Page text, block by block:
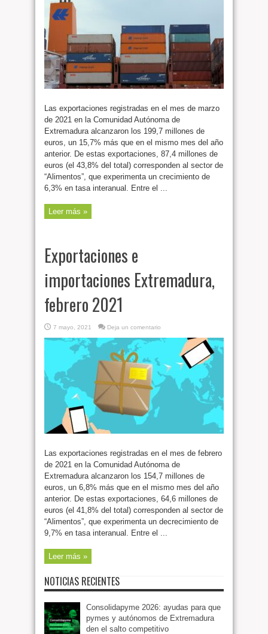
Las exportaciones registradas en el mes de marzo
de 2021 en la Comunidad Autónoma de
Extremadura alcanzaron los 199,7 millones de
euros, un 15,7% más que en el mismo mes del año
anterior. De estas exportaciones, 87,4 millones de
euros (el 43,8% del total) corresponden al sector de
“Alimentos”, que experimenta un crecimiento de
6,3% en tasa interanual. Entre el ...
Leer más »
Exportaciones e
importaciones Extremadura,
febrero 2021
7 mayo, 2021 Deja un comentario
Las exportaciones registradas en el mes de febrero
de 2021 en la Comunidad Autónoma de
Extremadura alcanzaron los 154,7 millones de
euros, un 6,8% más que en el mismo mes del año
anterior. De estas exportaciones, 64,6 millones de
euros (el 41,8% del total) corresponden al sector de
“Alimentos”, que experimenta un decrecimiento de
9,7% en tasa interanual. Entre el ...
Leer más »
NOTICIAS RECIENTES
Consolidapyme 2026: ayudas para que
pymes y autónomos de Extremadura
den el salto competitivo